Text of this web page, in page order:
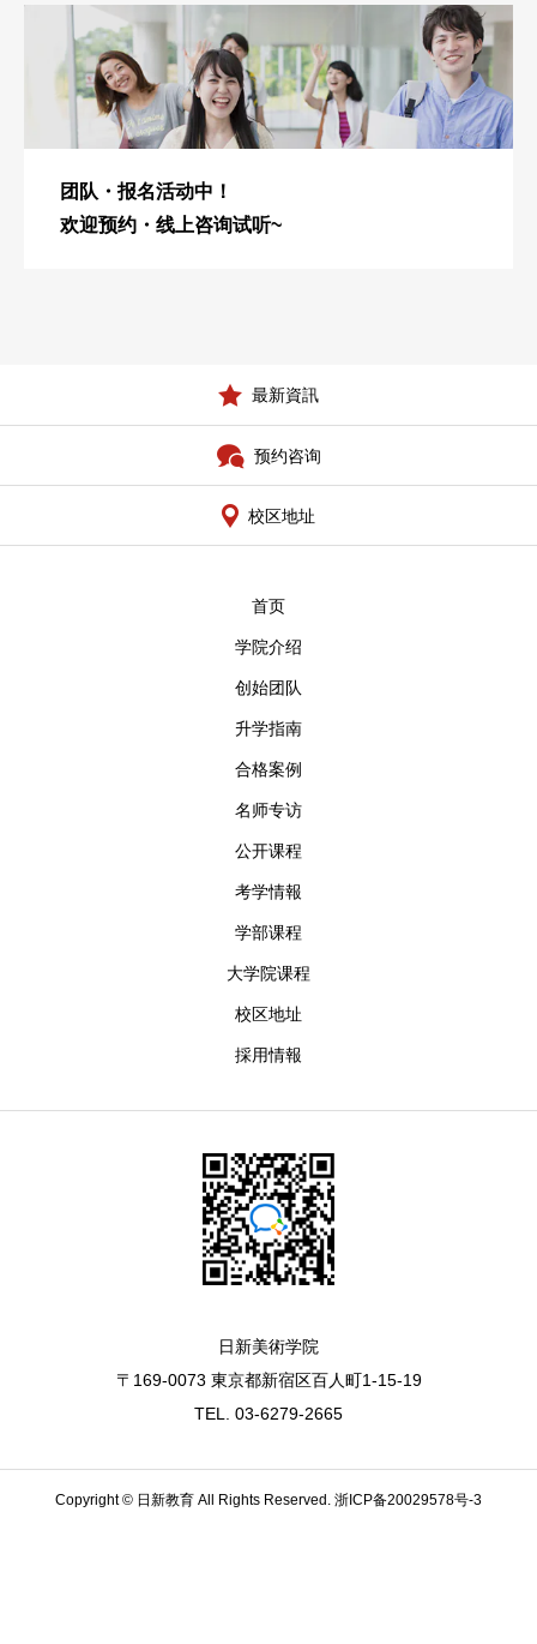
团队・报名活动中！
欢迎预约・线上咨询试听~
最新資訊
预约咨询
校区地址
首页
学院介绍
创始团队
升学指南
合格案例
名师专访
公开课程
考学情報
学部课程
大学院课程
校区地址
採用情報
日新美術学院
〒169-0073 東京都新宿区百人町1-15-19
TEL. 03-6279-2665
Copyright © 日新教育 All Rights Reserved. 浙ICP备20029578号-3